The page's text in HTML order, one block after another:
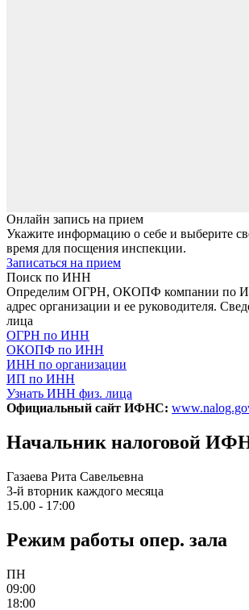
Онлайн запись на прием
Укажите информацию о себе и выберите
время для посщения инспекции.
Записаться на прием
Поиск по ИНН
Определим ОГРН, ОКОПФ компании по
адрес организации и ее руководителя.
лица
ОГРН по ИНН
ОКОПФ по ИНН
ИНН по организации
ИП по ИНН
Узнать ИНН физ. лица
Официальный сайт ИФНС:
Начальник налоговой
Газаева Рита Савельевна
3-й вторник каждого месяца
15.00 - 17:00
Режим работы опер. зала
ПН
09:00
18:00